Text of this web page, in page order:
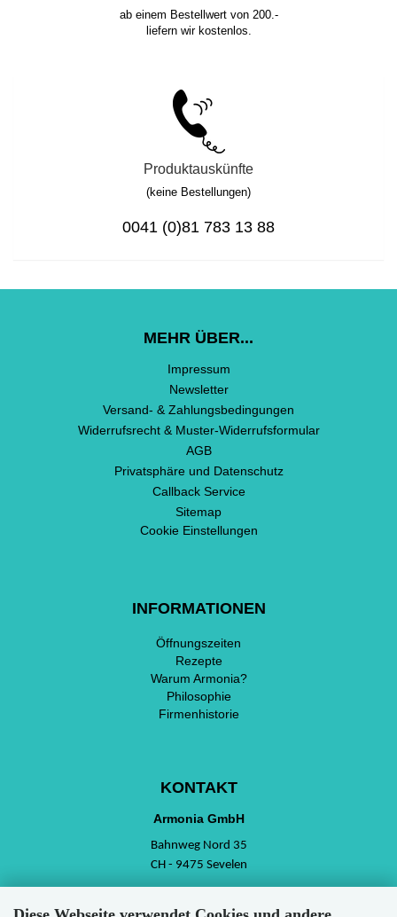
ab einem Bestellwert von 200.-
liefern wir kostenlos.
Produktauskünfte
(keine Bestellungen)
0041 (0)81 783 13 88
MEHR ÜBER...
Impressum
Newsletter
Versand- & Zahlungsbedingungen
Widerrufsrecht & Muster-Widerrufsformular
AGB
Privatsphäre und Datenschutz
Callback Service
Sitemap
Cookie Einstellungen
INFORMATIONEN
Öffnungszeiten
Rezepte
Warum Armonia?
Philosophie
Firmenhistorie
KONTAKT
Armonia GmbH
Bahnweg Nord 35
CH - 9475 Sevelen